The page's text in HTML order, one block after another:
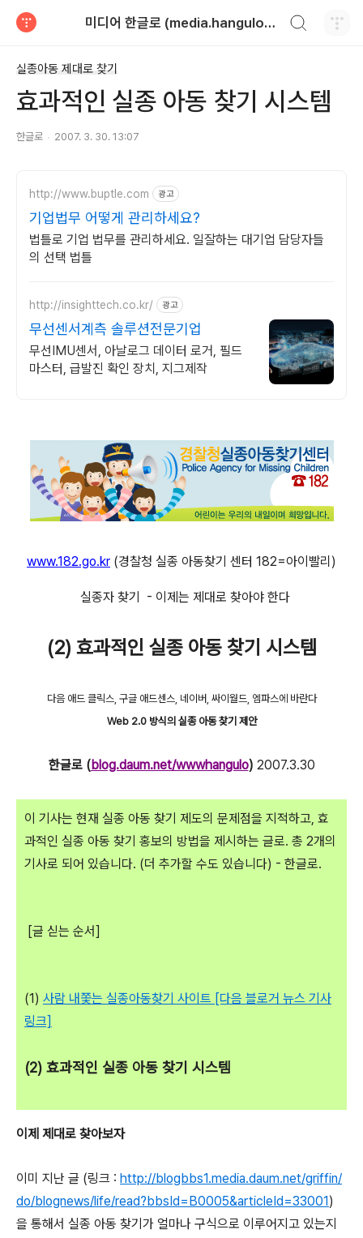
미디어 한글로 (media.hangulo.net)
실종아동 제대로 찾기
효과적인 실종 아동 찾기 시스템
한글로 2007. 3. 30. 13:07
http://www.buptle.com 광고
기업법무 어떻게 관리하세요?
법틀로 기업 법무를 관리하세요. 일잘하는 대기업 담당자들
의 선택 법틀
http://insighttech.co.kr/ 광고
무선센서계측 솔루션전문기업
무선IMU센서, 아날로그 데이터 로거, 필드
마스터, 급발진 확인 장치, 지그제작
www.182.go.kr (경찰청 실종 아동찾기 센터 182=아이빨리)
실종자 찾기 - 이제는 제대로 찾아야 한다
(2) 효과적인 실종 아동 찾기 시스템
다음 애드 클릭스, 구글 애드센스, 네이버, 싸이월드, 엠파스에 바란다
Web 2.0 방식의 실종 아동 찾기 제안
한글로 (blog.daum.net/wwwhangulo) 2007.3.30
이 기사는 현재 실종 아동 찾기 제도의 문제점을 지적하고, 효
과적인 실종 아동 찾기 홍보의 방법을 제시하는 글로. 총 2개의
기사로 되어 있습니다. (더 추가할 수도 있습니다) - 한글로.
[글 싣는 순서]
(1) 사람 내쫓는 실종아동찾기 사이트 [다음 블로거 뉴스 기사
링크]
(2) 효과적인 실종 아동 찾기 시스템
이제 제대로 찾아보자
이미 지난 글 (링크 : http://blogbbs1.media.daum.net/griffin/
do/blognews/life/read?bbsId=B0005&articleId=33001)
을 통해서 실종 아동 찾기가 얼마나 구식으로 이루어지고 있는지